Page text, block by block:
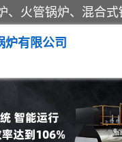
炉有限公司